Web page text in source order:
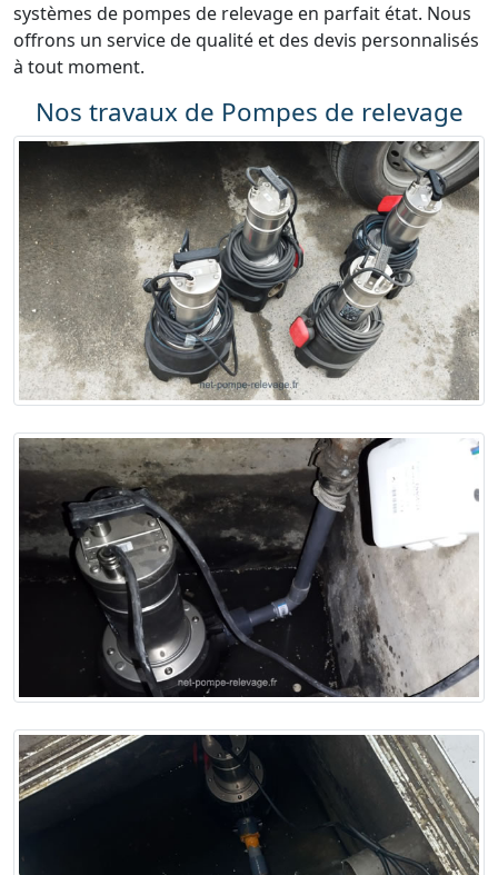
systèmes de pompes de relevage en parfait état. Nous
offrons un service de qualité et des devis personnalisés
à tout moment.
Nos travaux de Pompes de relevage